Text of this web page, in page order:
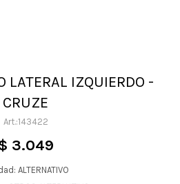
LATERAL IZQUIERDO -
CRUZE
143422
3.049
ALTERNATIVO